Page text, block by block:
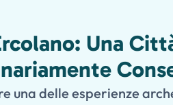
Una
una delle esperienze